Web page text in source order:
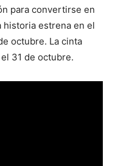
para convertirse en
historia estrena en el
octubre. La cinta
31 de octubre.